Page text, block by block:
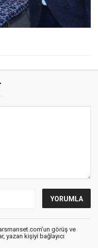
görüş ve
yazan kişiyi bağlayıcı